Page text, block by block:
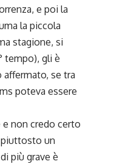
e poi la
la piccola
stagione, si
tempo), gli è
se tra
poteva essere
non credo certo
piuttosto un
più grave è